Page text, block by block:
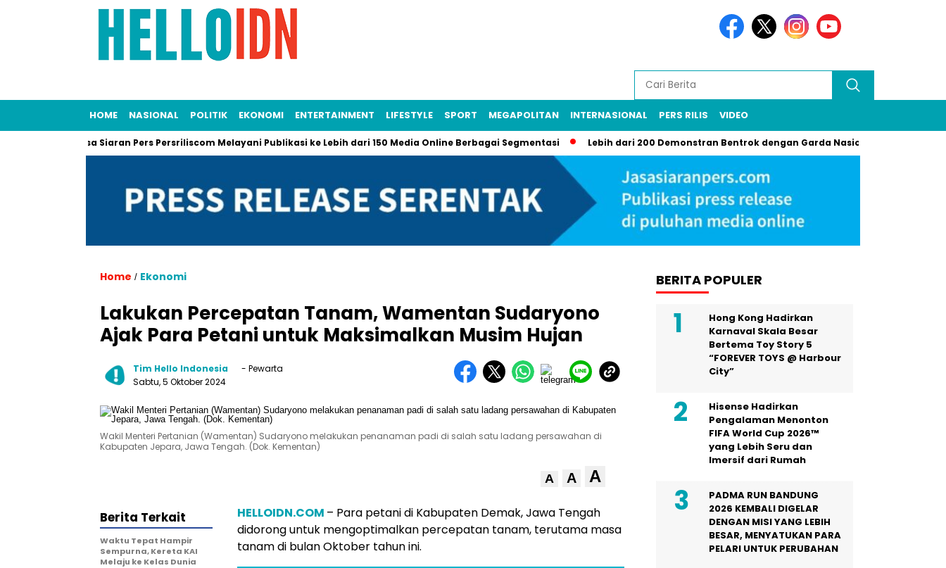
HOME NASIONAL POLITIK EKONOMI ENTERTAINMENT LIFESTYLE SPORT MEGAPOLITAN INTERNASIONAL PERS RILIS VIDEO
Jasa Siaran Pers Persriliscom Melayani Publikasi ke Lebih dari 150 Media Online Berbagai Segmentasi Lebih dari 200 Demonstran Bentrok dengan Garda Nasional di LA, Gas Air Mata
Home / Ekonomi
Lakukan Percepatan Tanam, Wamentan Sudaryono
Ajak Para Petani untuk Maksimalkan Musim Hujan
Tim Hello Indonesia
- Pewarta
Sabtu, 5 Oktober 2024
Wakil Menteri Pertanian (Wamentan) Sudaryono melakukan penanaman padi di salah satu ladang persawahan di
Kabupaten Jepara, Jawa Tengah. (Dok. Kementan)
A A A
HELLOIDN.COM – Para petani di Kabupaten Demak, Jawa Tengah
didorong untuk mengoptimalkan percepatan tanam, terutama masa
tanam di bulan Oktober tahun ini.
Berita Terkait
Waktu Tepat Hampir
Sempurna, Kereta KAI
Melaju ke Kelas Dunia
BERITA POPULER
Hong Kong Hadirkan
Karnaval Skala Besar
Bertema Toy Story 5
“FOREVER TOYS @ Harbour
City”
Hisense Hadirkan
Pengalaman Menonton
FIFA World Cup 2026™
yang Lebih Seru dan
Imersif dari Rumah
PADMA RUN BANDUNG
2026 KEMBALI DIGELAR
DENGAN MISI YANG LEBIH
BESAR, MENYATUKAN PARA
PELARI UNTUK PERUBAHAN